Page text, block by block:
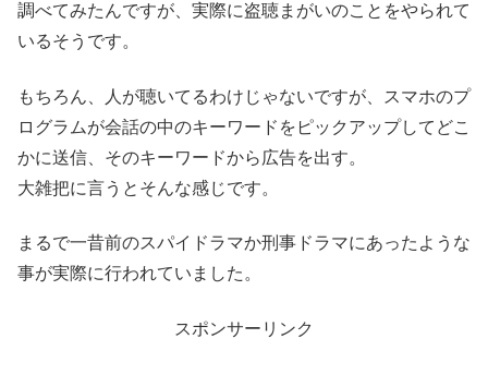
調べてみたんですが、実際に盗聴まがいのことをやられて
いるそうです。
もちろん、人が聴いてるわけじゃないですが、スマホのプ
ログラムが会話の中のキーワードをピックアップしてどこ
かに送信、そのキーワードから広告を出す。
大雑把に言うとそんな感じです。
まるで一昔前のスパイドラマか刑事ドラマにあったような
事が実際に行われていました。
スポンサーリンク